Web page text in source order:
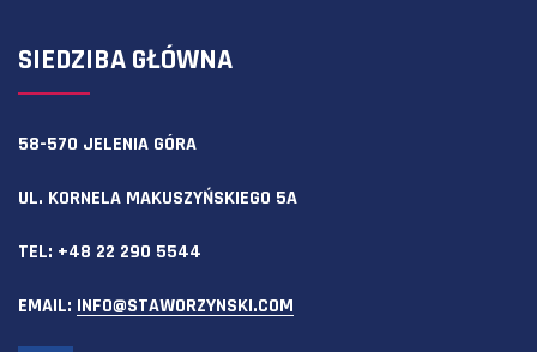
SIEDZIBA GŁÓWNA
58-570 JELENIA GÓRA
UL. KORNELA MAKUSZYŃSKIEGO 5A
TEL: +48 22 290 5544
EMAIL: INFO@STAWORZYNSKI.COM